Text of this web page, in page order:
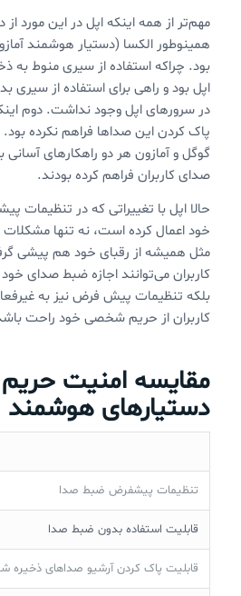
مهم‌تر از همه اینکه اپل در این مورد
همینوطور الکسا (دستیار هوشمند
بود. چراکه استفاده از سیری منوط
اپل بود و راهی برای استفاده از سیری
در سرورهای اپل وجود نداشت. دوم
پاک کردن این صداها فراهم نکرده
گوگل و آمازون هر دو راهکارهای آسانی
صدای کاربران فراهم کرده بودند.
حالا اپل با تغییراتی که در تنظیمات
خود اعمال کرده است، نه تنها
مثل همیشه از رقبای خود هم پیشی
کاربران می‌توانند اجازه ضبط صدای
بلکه تنظیمات پیش فرض نیز به
کاربران از حریم شخصی خود راحت
مقایسه امنیت
دستیارهای هوشمند
تنظیمات پیشفرض ضبط صدا
قابلیت استفاده بدون ضبط صدا
قابلیت پاک کردن آرشیو صداهای ذخیره